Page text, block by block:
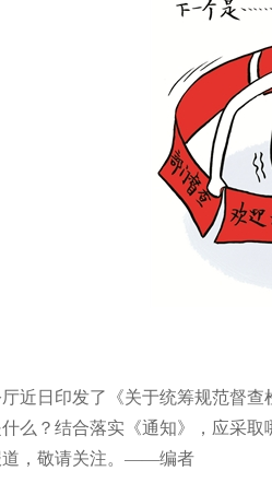
日印发了《关于统筹规范督查
么？结合落实《通知》，应采
道，敬请关注。——编者